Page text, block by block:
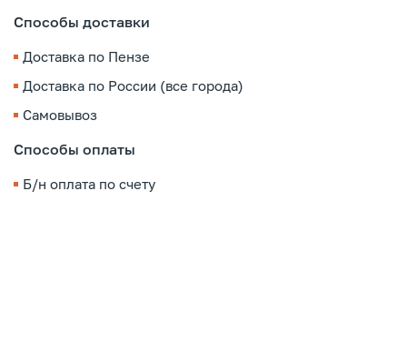
Способы доставки
Доставка по Пензе
Доставка по России (все города)
Самовывоз
Способы оплаты
Б/н оплата по счету